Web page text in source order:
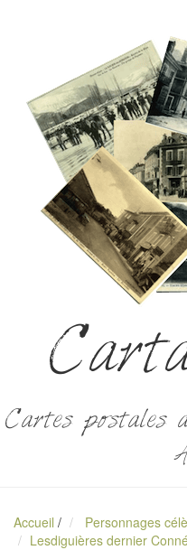
Cartes postales
Accueil / Personnages
Lesdiguières dernier